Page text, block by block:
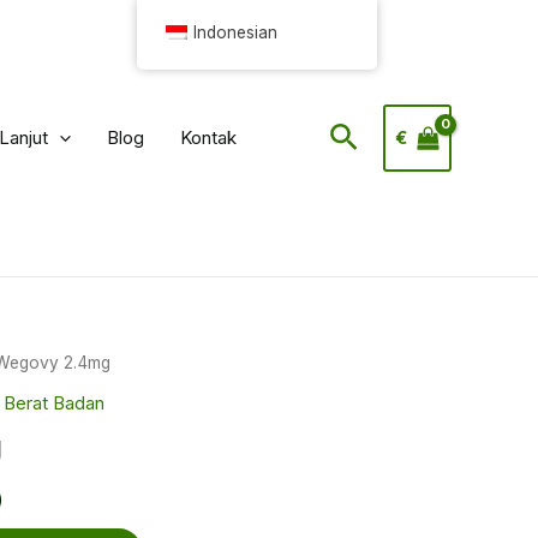
Blog Kontak Pencarian
€
2.4mg
Badan
Indonesian